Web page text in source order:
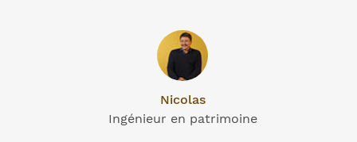
Nicolas
Ingénieur en patrimoine